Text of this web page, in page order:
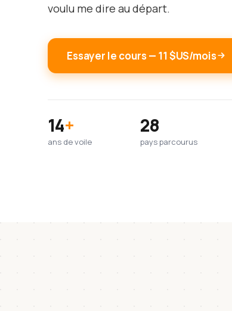
voulu me dire au départ.
Essayer le cours — 11 $US/mois
14+
ans de voile
28
pays parcourus